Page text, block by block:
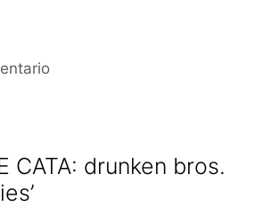
CATA: drunken bros.